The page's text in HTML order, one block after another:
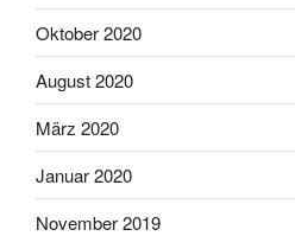
Oktober 2020
August 2020
März 2020
Januar 2020
November 2019